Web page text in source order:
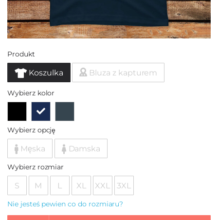
Produkt
Koszulka Bluza z kapturem
Wybierz kolor
Wybierz opcję
Męska Damska
Wybierz rozmiar
S M L XL XXL 3XL
Nie jesteś pewien co do rozmiaru?